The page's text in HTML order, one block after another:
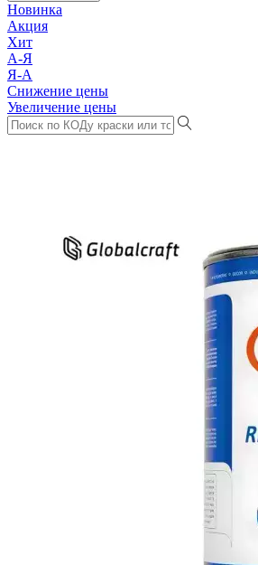
Новинка
Акция
Хит
А-Я
Я-А
Снижение цены
Увеличение цены